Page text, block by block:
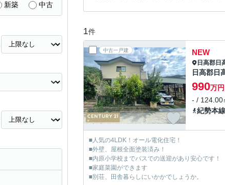
1件
中古一戸建 NEW
日高郡日
日高郡日
990万円
- / 124.00
紀勢本線
■人気の4LDK！オール電化住宅！
■外壁、屋根全面塗装済み！
■内原小学校までバスでの送迎があり安心です！
■家庭菜園ができます
■別荘、田舎暮らしにいかかでしょうか。
新築 中古